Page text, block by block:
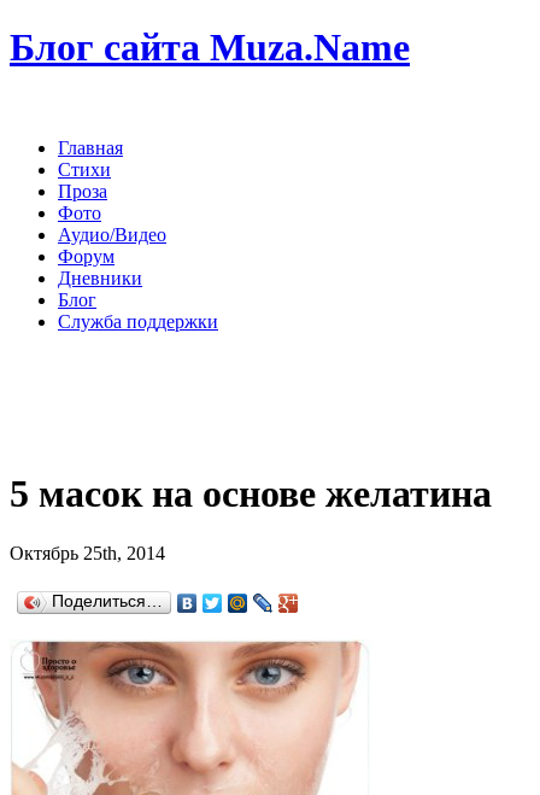
Блог сайта Muza.Name
Главная
Стихи
Проза
Фото
Аудио/Видео
Форум
Дневники
Блог
Служба поддержки
5 масок на основе желатина
Октябрь 25th, 2014
Поделиться…